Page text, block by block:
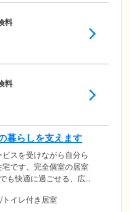
料
料
暮らしを支えます
スを受けながら自分ら
です。完全個室の居室
も快適に過ごせる、広め
た緊急コールが、ご入
/トイレ付き居室